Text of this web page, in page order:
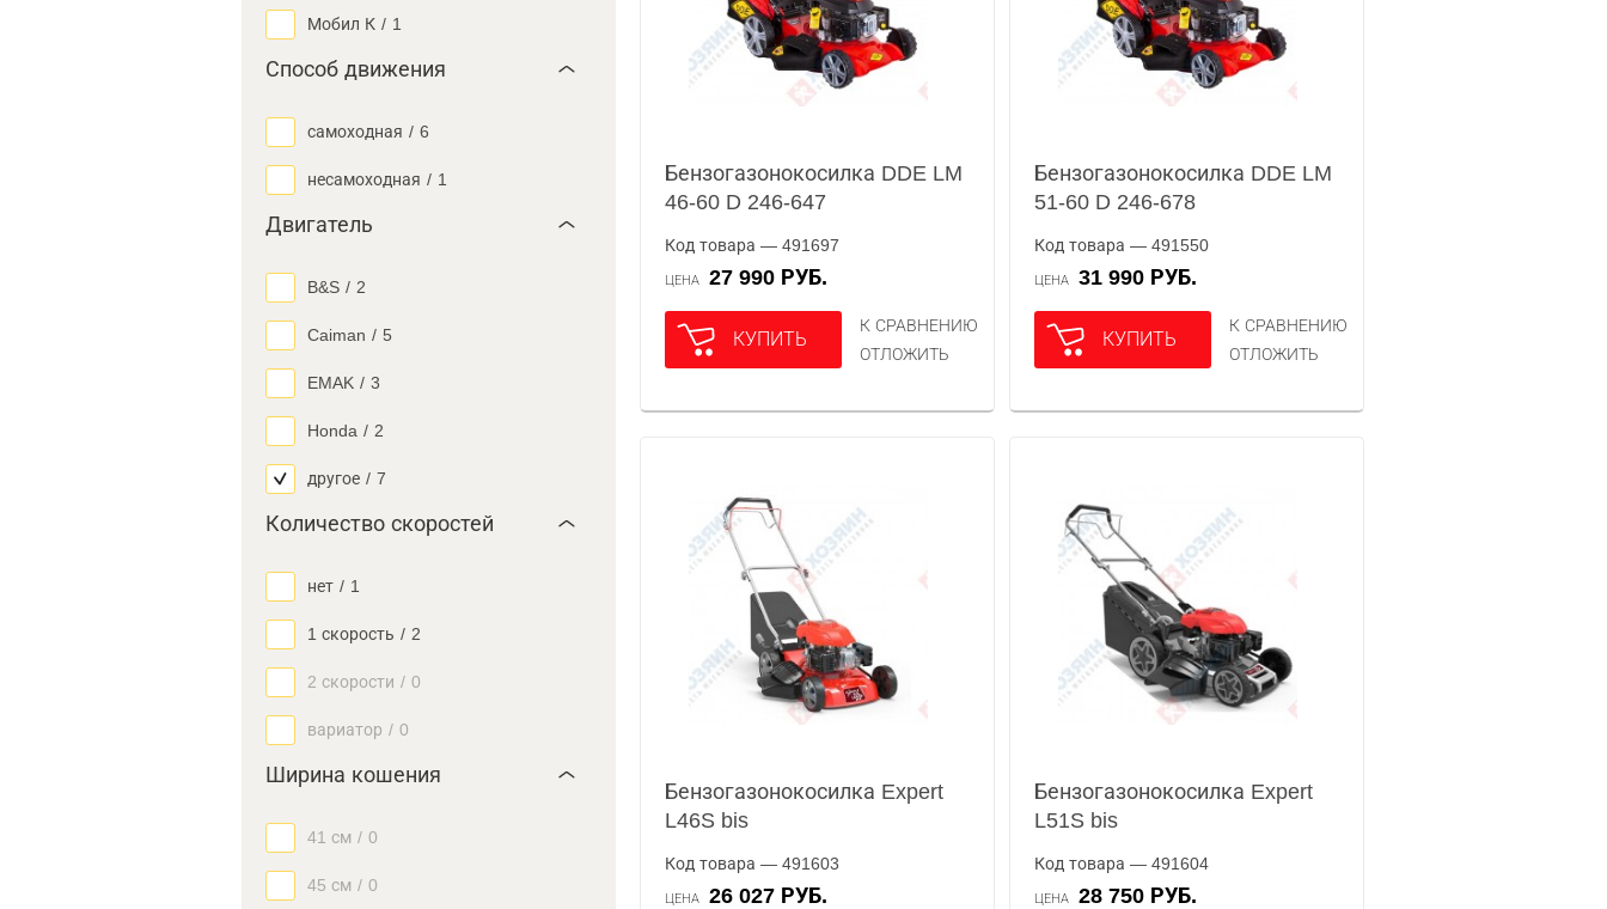
Мобил К / 1
Способ движения
самоходная / 6
несамоходная / 1
Двигатель
B&S / 2
Caiman / 5
EMAK / 3
Honda / 2
другое / 7
Количество скоростей
нет / 1
1 скорость / 2
2 скорости / 0
вариатор / 0
Ширина кошения
41 см / 0
45 см / 0
Бензогазонокосилка DDE LM
46-60 D 246-647
Код товара — 491697
ЦЕНА 27 990 РУБ.
КУПИТЬ
К СРАВНЕНИЮ
ОТЛОЖИТЬ
Бензогазонокосилка DDE LM
51-60 D 246-678
Код товара — 491550
ЦЕНА 31 990 РУБ.
КУПИТЬ
К СРАВНЕНИЮ
ОТЛОЖИТЬ
Бензогазонокосилка Expert
L46S bis
Код товара — 491603
ЦЕНА 26 027 РУБ.
Бензогазонокосилка Expert
L51S bis
Код товара — 491604
ЦЕНА 28 750 РУБ.